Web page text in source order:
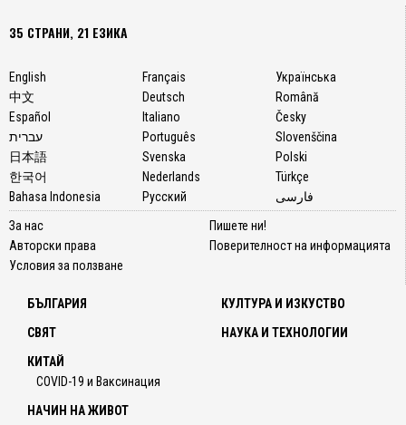
35 СТРАНИ, 21 ЕЗИКА
English
中文
Español
עברית
日本語
한국어
Bahasa Indonesia
Français
Deutsch
Italiano
Português
Svenska
Nederlands
Русский
Українська
Română
Česky
Slovenščina
Polski
Türkçe
فارسی
За нас
Авторски права
Условия за ползване
Пишете ни!
Поверителност на информацията
БЪЛГАРИЯ
СВЯТ
КИТАЙ
COVID-19 и Ваксинация
КУЛТУРА И ИЗКУСТВО
НАУКА И ТЕХНОЛОГИИ
НАЧИН НА ЖИВОТ